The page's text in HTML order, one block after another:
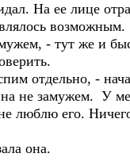
На ее лице
возможным.
- тут же и
отдельно, -
не замужем. У
люблю его.
она.